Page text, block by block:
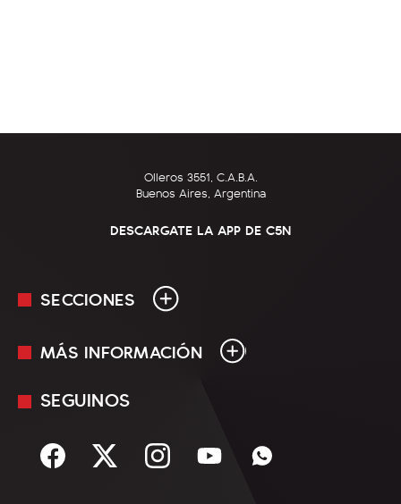
Olleros 3551, C.A.B.A.
Buenos Aires, Argentina
DESCARGATE LA APP DE C5N
SECCIONES
En Vivo
Sociedad
MÁS INFORMACIÓN
Mediakit
Términos y condiciones
SEGUINOS